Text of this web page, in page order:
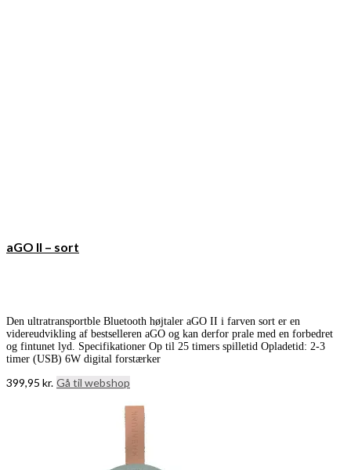
aGO II – sort
Den ultratransportble Bluetooth højtaler aGO II i farven sort er en
videreudvikling af bestselleren aGO og kan derfor prale med en forbedret
og fintunet lyd. Specifikationer Op til 25 timers spilletid Opladetid: 2-3
timer (USB) 6W digital forstærker
399,95 kr. Gå til webshop